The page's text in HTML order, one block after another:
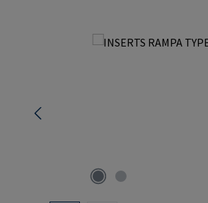
Ignorer la galerie d'images